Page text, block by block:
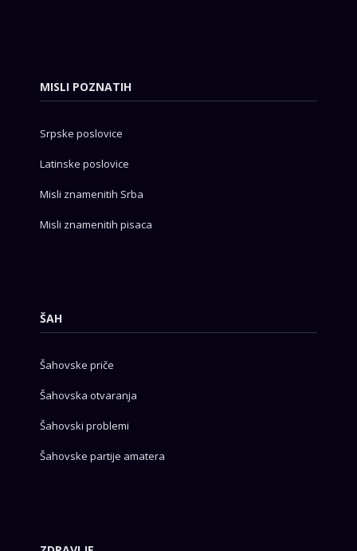
MISLI POZNATIH
Srpske poslovice
Latinske poslovice
Misli znamenitih Srba
Misli znamenitih pisaca
ŠAH
Šahovske priče
Šahovska otvaranja
Šahovski problemi
Šahovske partije amatera